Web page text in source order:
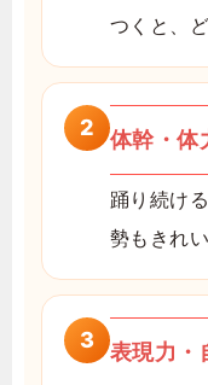
つくと、
2 体幹・体
踊り続け
勢もきれ
3 表現力・